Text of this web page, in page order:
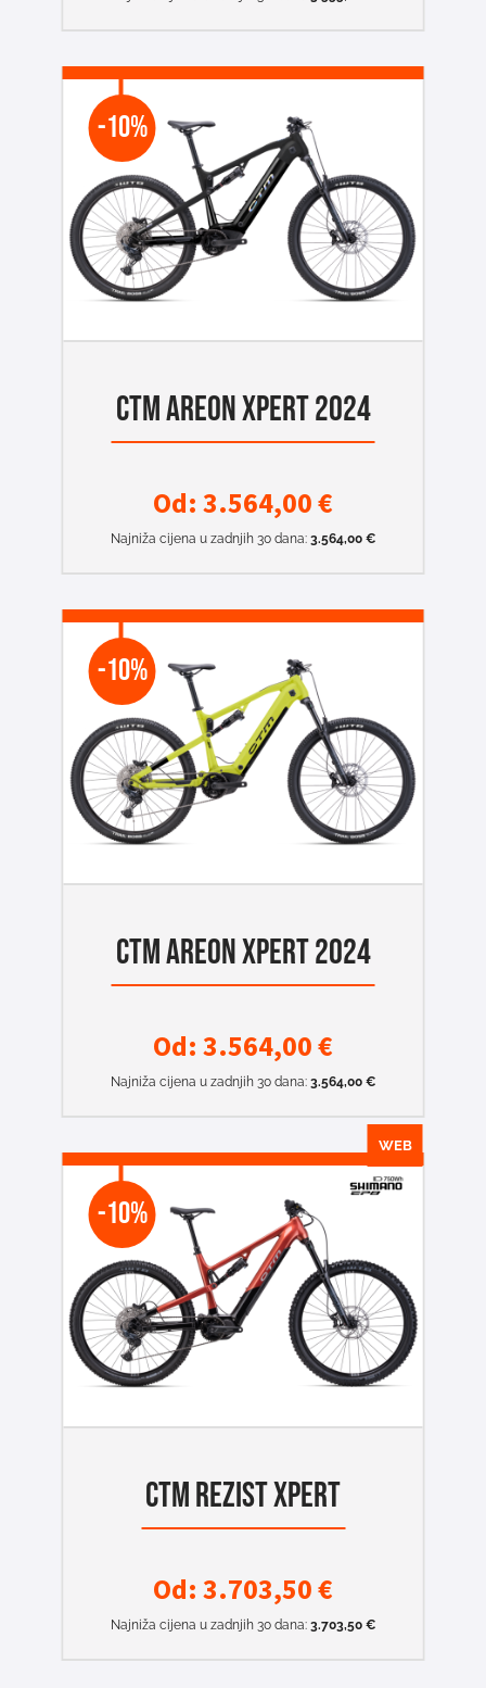
-10%
CTM AREON XPERT 2024
Od:3.564,00€
Najniža cijena u zadnjih 30 dana: 3.564,00 €
-10%
CTM AREON XPERT 2024
Od:3.564,00€
Najniža cijena u zadnjih 30 dana: 3.564,00 €
-10%
WEB
CTM REZIST XPERT
Od:3.703,50€
Najniža cijena u zadnjih 30 dana: 3.703,50 €